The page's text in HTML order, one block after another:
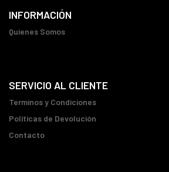
INFORMACIÓN
Quienes Somos
SERVICIO AL CLIENTE
Terminos y Condiciones
Políticas de Devolución
Contacto